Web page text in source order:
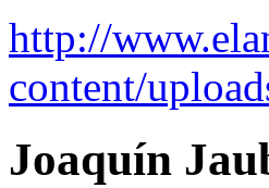
http://
content/
Joaquín